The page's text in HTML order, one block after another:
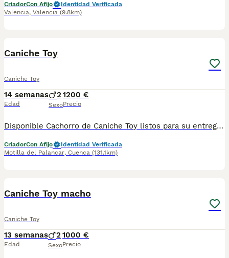
CriadorCon Afijo
Identidad Verificada
Valencia, Valencia (9.8km)
Caniche Toy
Caniche Toy
14 semanas
Edad
2
Sexo
1200 €
Precio
Disponible Cachorro de Caniche Toy listos para su entrega máximo calidad se entregan vacunados desparasitado y con garantía por escrito especializado en la pieza selección de las razas. No esperes más. Ponte en contacto con nosotros precios 1000
CriadorCon Afijo
Identidad Verificada
Motilla del Palancar, Cuenca (131.1km)
Caniche Toy macho
Caniche Toy
13 semanas
Edad
2
Sexo
1000 €
Precio